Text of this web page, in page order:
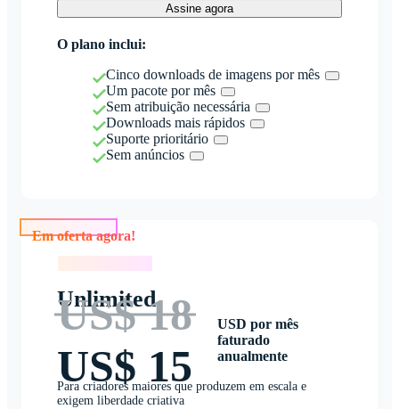
Assine agora
O plano inclui:
Cinco downloads de imagens por mês
Um pacote por mês
Sem atribuição necessária
Downloads mais rápidos
Suporte prioritário
Sem anúncios
Unlimited
US$ 18
US$ 15
USD por mês
faturado
anualmente
Para criadores maiores que produzem em escala e
exigem liberdade criativa